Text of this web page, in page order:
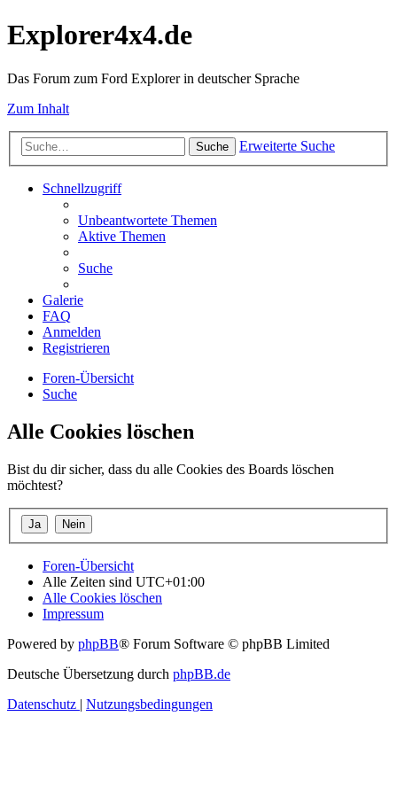
Explorer4x4.de
Das Forum zum Ford Explorer in deutscher Sprache
Zum Inhalt
Suche Erweiterte Suche
Schnellzugriff
Unbeantwortete Themen
Aktive Themen
Suche
Galerie
FAQ
Anmelden
Registrieren
Foren-Übersicht
Suche
Alle Cookies löschen
Bist du dir sicher, dass du alle Cookies des Boards löschen
möchtest?
Foren-Übersicht
Alle Zeiten sind UTC+01:00
Alle Cookies löschen
Impressum
Powered by phpBB® Forum Software © phpBB Limited
Deutsche Übersetzung durch phpBB.de
Datenschutz | Nutzungsbedingungen